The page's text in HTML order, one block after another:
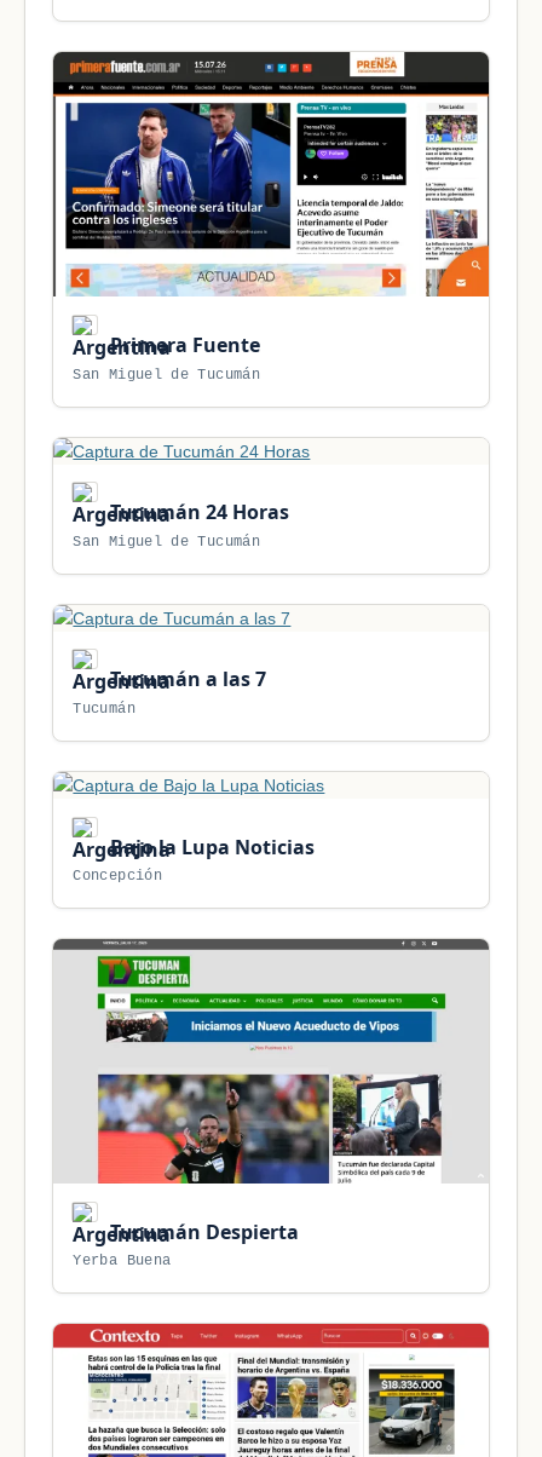
Primera Fuente
San Miguel de Tucumán
Tucumán 24 Horas
San Miguel de Tucumán
Tucumán a las 7
Tucumán
Bajo la Lupa Noticias
Concepción
Tucumán Despierta
Yerba Buena